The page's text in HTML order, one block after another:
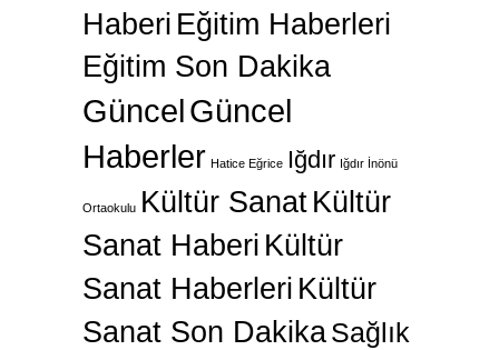
Haberi Eğitim Haberleri
Eğitim Son Dakika
GüncelGüncel
Haberler Hatice Eğrice Iğdır Iğdır İnönü
Ortaokulu Kültür SanatKültür
Sanat Haberi Kültür
Sanat Haberleri Kültür
Sanat Son DakikaSağlık